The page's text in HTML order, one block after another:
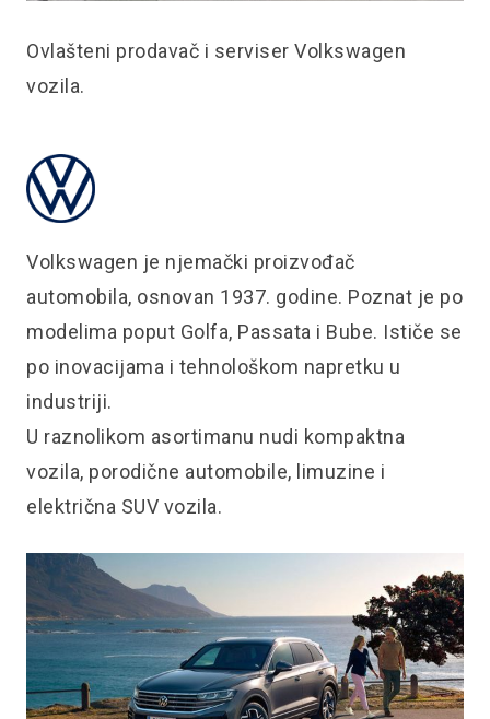
Ovlašteni prodavač i serviser Volkswagen
vozila.
Volkswagen je njemački proizvođač
automobila, osnovan 1937. godine. Poznat je po
modelima poput Golfa, Passata i Bube. Ističe se
po inovacijama i tehnološkom napretku u
industriji.
U raznolikom asortimanu nudi kompaktna
vozila, porodične automobile, limuzine i
električna SUV vozila.